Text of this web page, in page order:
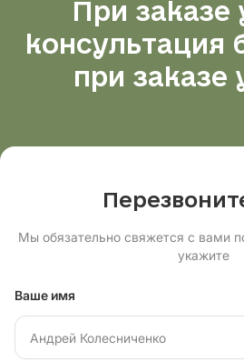
При заказе
консультация
при заказе
Мы обязательно свяжется с вами
укажите
Ваше имя